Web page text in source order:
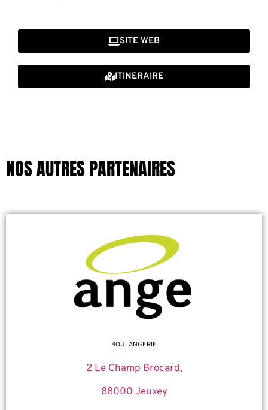
SITE WEB
ITINERAIRE
NOS AUTRES PARTENAIRES
BOULANGERIE
2 Le Champ Brocard,
88000 Jeuxey